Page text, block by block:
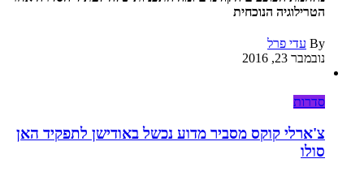
הטרילוגיה הנוכחית
By עדי פרל
נובמבר 23, 2016
סדרות
צ'ארלי קוקס מסביר מדוע נכשל באודישן לתפקיד האן
סולו